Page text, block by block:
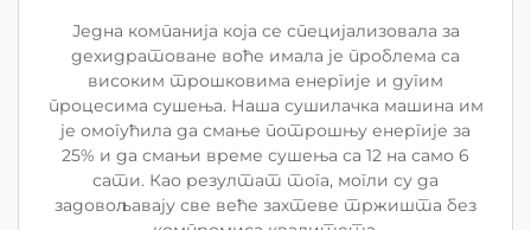
Једна компанија која се специјализовала за
дехидратоване воће имала је проблема са
високим трошковима енергије и дугим
процесима сушења. Наша сушилачка машина им
је омогућила да смање потрошњу енергије за
25% и да смањи време сушења са 12 на само 6
сати. Као резултат тога, могли су да
задовољавају све веће захтеве тржишта без